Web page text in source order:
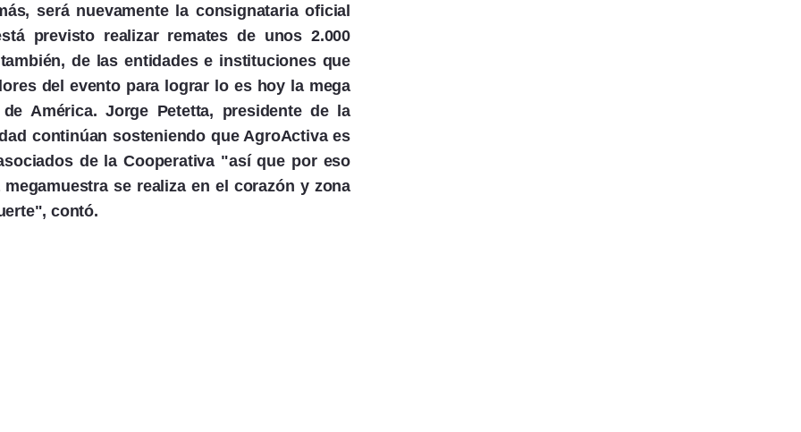
será nuevamente la consignataria oficial
previsto realizar remates de unos 2.000
de las entidades e instituciones que
del evento para lograr lo es hoy la mega
América. Jorge Petetta, presidente de la
continúan sosteniendo que AgroActiva es
de la Cooperativa "así que por eso
se realiza en el corazón y zona
contó.